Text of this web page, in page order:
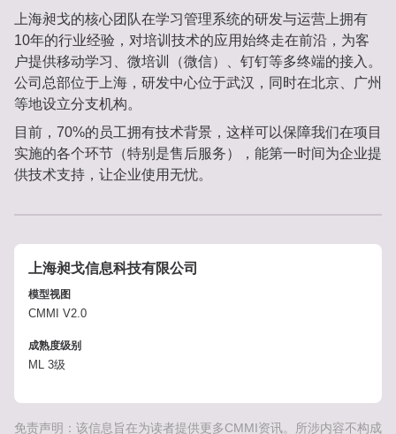
上海昶戈的核心团队在学习管理系统的研发与运营上拥有
10年的行业经验，对培训技术的应用始终走在前沿，为客
户提供移动学习、微培训（微信）、钉钉等多终端的接入。
公司总部位于上海，研发中心位于武汉，同时在北京、广州
等地设立分支机构。
目前，70%的员工拥有技术背景，这样可以保障我们在项目
实施的各个环节（特别是售后服务），能第一时间为企业提
供技术支持，让企业使用无忧。
上海昶戈信息科技有限公司
模型视图
CMMI V2.0
成熟度级别
ML 3级
免责声明：该信息旨在为读者提供更多CMMI资讯。所涉内容不构成